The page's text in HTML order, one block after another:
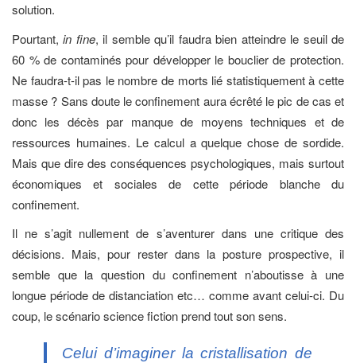
solution.
Pourtant,in fine, il semble qu’il faudra bien atteindre le seuil de
60 % de contaminés pour développer le bouclier de protection.
Ne faudra-t-il pas le nombre de morts lié statistiquement à cette
masse ? Sans doute le confinement aura écrêté le pic de cas et
donc les décès par manque de moyens techniques et de
ressources humaines. Le calcul a quelque chose de sordide.
Mais que dire des conséquences psychologiques, mais surtout
économiques et sociales de cette période blanche du
confinement.
Il ne s’agit nullement de s’aventurer dans une critique des
décisions. Mais, pour rester dans la posture prospective, il
semble que la question du confinement n’aboutisse à une
longue période de distanciation etc… comme avant celui-ci. Du
coup, le scénario science fiction prend tout son sens.
Celui d’imaginer la cristallisation de